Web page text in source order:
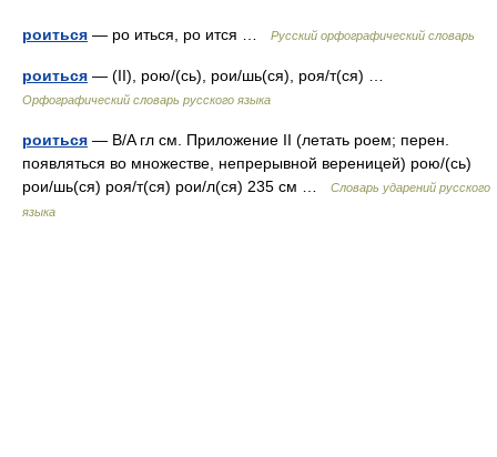
роиться — ро иться, ро ится … Русский орфографический словарь
роиться — (II), рою/(сь), рои/шь(ся), роя/т(ся) …
Орфографический словарь русского языка
роиться — B/A гл см. Приложение II (летать роем; перен.
появляться во множестве, непрерывной вереницей) рою/(сь)
рои/шь(ся) роя/т(ся) рои/л(ся) 235 см …
Словарь ударений русского
языка